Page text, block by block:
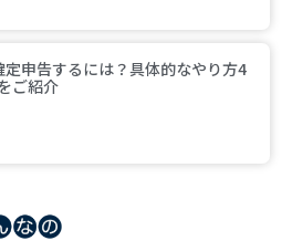
申告するには？具体的なやり方4
ご紹介